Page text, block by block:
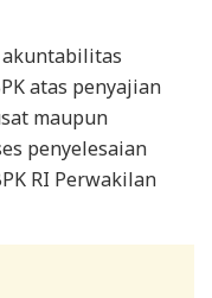
akuntabilitas
atas penyajian
maupun
penyelesaian
RI Perwakilan